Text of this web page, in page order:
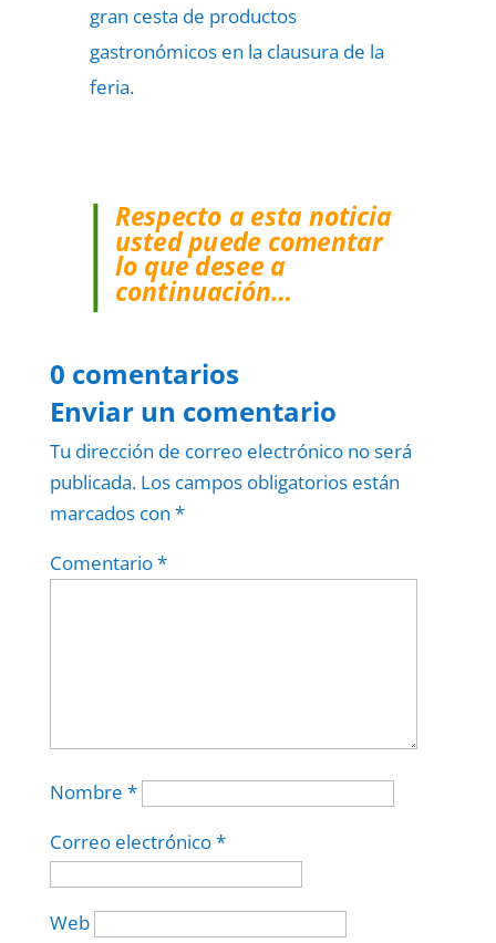
gran cesta de productos
gastronómicos en la clausura de la
feria.
Respecto a esta noticia
usted puede comentar
lo que desee a
continuación…
0 comentarios
Enviar un comentario
Tu dirección de correo electrónico no será
publicada. Los campos obligatorios están
marcados con *
Comentario*
Nombre *
Correo electrónico*
Web